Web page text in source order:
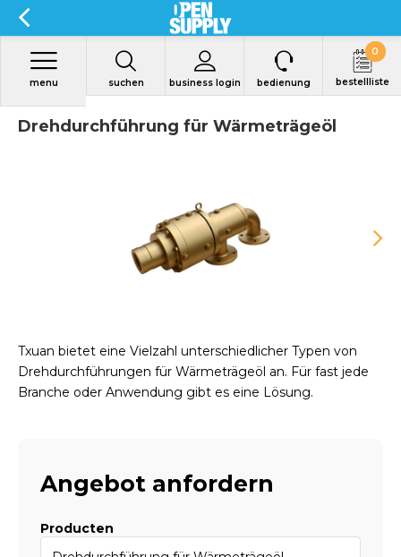
suchen business login
menu bedienung bestellliste
0
Drehdurchführung für Wärmeträgeöl
Txuan bietet eine Vielzahl unterschiedlicher Typen von
Drehdurchführungen für Wärmeträgeöl an. Für fast jede
Branche oder Anwendung gibt es eine Lösung.
Angebot anfordern
Producten